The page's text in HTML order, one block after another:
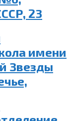
23
имени
Звезды